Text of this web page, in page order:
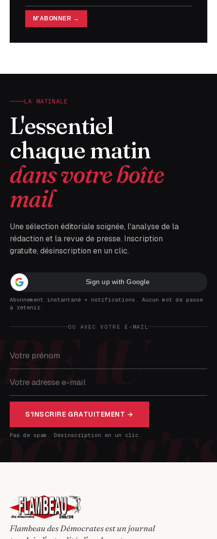
M'ABONNER →
LA MATINALE
L'essentiel
chaque matin
dans votre boîte
mail
Une sélection éditoriale soignée, l'analyse de la
rédaction et la revue de presse. Inscription
gratuite, désinscription en un clic.
Sign up with Google
Abonnement instantané + notifications. Aucun mot de passe
à retenir.
OU AVEC VOTRE E-MAIL
S'INSCRIRE GRATUITEMENT →
Pas de spam. Désinscription en un clic.
Flambeau des Démocrates est un journal